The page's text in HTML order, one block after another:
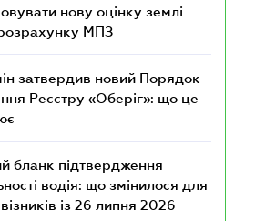
нову оцінку землі
МПЗ
затвердив новий Порядок
Реєстру «Оберіг»: що це
бланк підтвердження
водія: що змінилося для
із 26 липня 2026